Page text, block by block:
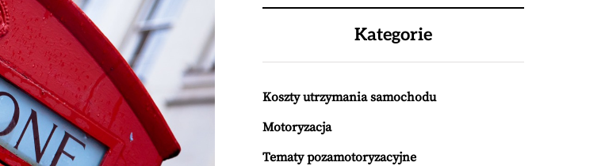
Kategorie
Koszty utrzymania samochodu
Motoryzacja
Tematy pozamotoryzacyjne